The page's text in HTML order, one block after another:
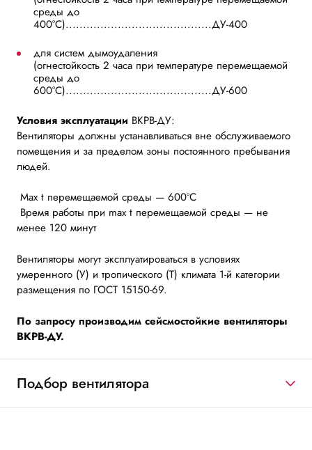
среды до
400°С)..........................................ДУ-400
для систем дымоудаления
(огнестойкость 2 часа при температуре перемещаемой
среды до
600°С)..........................................ДУ-600
Условия эксплуатации ВКРВ-ДУ:
Вентиляторы должны устанавливаться вне обслуживаемого
помещения и за пределом зоны постоянного пребывания
людей.
Max t перемещаемой среды — 600ºC
Время работы при max t перемещаемой среды — не
менее 120 минут
Вентиляторы могут эксплуатироваться в условиях
умеренного (У) и тропического (Т) климата 1-й категории
размещения по ГОСТ 15150-69.
По запросу производим сейсмостойкие вентиляторы
ВКРВ-ДУ.
Подбор вентилятора